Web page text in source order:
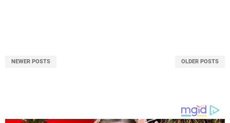
NEWER POSTS OLDER POSTS